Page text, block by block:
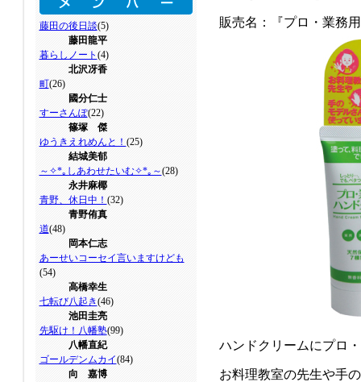
藤田の後日談(5)
藤田龍平
暮らしノート (4)
北沢冴香
町(26)
國分仁士
すーさんぽ(22)
篠塚 傑
ゆうきえれめんと！ (25)
結城美郁
～✧*｡しあわせたいむ✧*｡～(28)
永井麻椰
青野、休日中！ (32)
青野侑真
道(48)
岡本仁志
あーせいコーセイ言いますけども
(54)
高橋幸生
七転び八起き(46)
池田圭亮
先駆け！八幡塾(99)
八幡直紀
ゴールデンムカイ(84)
向 嘉博
販売名：『プロ・業務
ハンドクリームにプロ
お料理教室の先生や手